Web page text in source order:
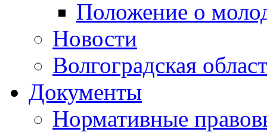
Положение о
Новости
Волгоградская
Документы
Нормативные